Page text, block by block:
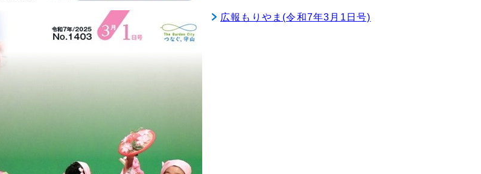
広報もりやま(令和7年3月1日号)